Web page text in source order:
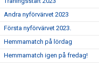
Andra nyförvärvet 2023
Första nyförvärvet 2023.
Hemmamatch på lördag
Hemmamatch igen på fredag!